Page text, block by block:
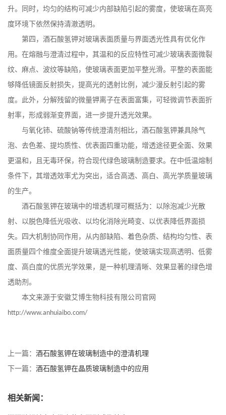
升。同时，均匀的结构可减少内部缺陷引起的雾度，使玻璃在高亮
度环境下依然保持清澈透明。
第四，酒石酸氢钾对玻璃表面质量与界面透光性具有优化作
用。在熔融与澄清过程中，其温和的反应特性可减少玻璃表面微裂
纹、麻点、波纹等缺陷，使玻璃表面更加平整光滑。平整的表面能
够降低镜面反射损失，提高光的透射比例，减少漫反射引起的雾
度。此外，分解残留的微量钾离子在表面富集，可轻微调节表面折
射率，形成弱渐变界面，进一步提升透光效果。
与氧化铈、硫酸钠等传统澄清剂相比，酒石酸氢钾兼具除气
泡、去色差、提均质性、优表面四重功能，增透途径更全面、效果
更温和，且无毒环保，符合现代绿色玻璃制造要求。在中低温熔制
条件下，其增透效率尤为突出，适合高透、高白、高光学质量玻璃
的生产。
酒石酸氢钾在玻璃中的增透机理可概括为：以除泡减少光散
射、以脱色降低光吸收、以均化消除光畸变、以优表降低界面损
失。四大机制协同作用，从内部缺陷、着色杂质、结构均匀性、表
面质量四个维度全面提升玻璃透光性能，使玻璃实现高透明、低雾
度、高白度的优质光学效果，是一种机理清晰、效果显著的绿色增
透助剂。
本文来源于安徽艾博生物科技有限公司官网
http://www.anhuiaibo.com/
上一篇： 酒石酸氢钾在玻璃制造中的澄清机理
下一篇： 酒石酸氢钾在晶质玻璃制造中的应用
相关新闻：